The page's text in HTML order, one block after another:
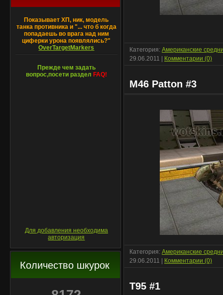
Показывает ХП, ник, модель
танка противника и "... что б когда
попадаешь во врага над ним
циферки урона появлялись?"
OverTargetMarkers
Прежде чем задать
вопрос,посети раздел FAQ!
Для добавления необходима
авторизация
Количество шкурок
Категория: Американские
29.06.2011
Комментарии (0)
M46 Patton #3
Категория: Американские
29.06.2011
Комментарии (0)
T95 #1